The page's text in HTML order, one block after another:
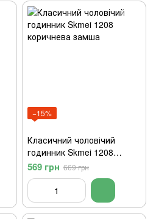
−15%
Класичний чоловічий
годинник Skmei 1208
коричнева замша
569 грн 669 грн